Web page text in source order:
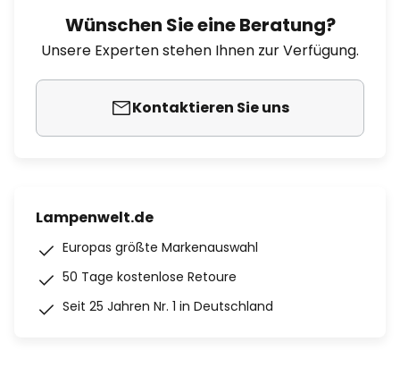
Wünschen Sie eine Beratung?
Unsere Experten stehen Ihnen zur Verfügung.
Kontaktieren Sie uns
Lampenwelt.de
Europas größte Markenauswahl
50 Tage kostenlose Retoure
Seit 25 Jahren Nr. 1 in Deutschland